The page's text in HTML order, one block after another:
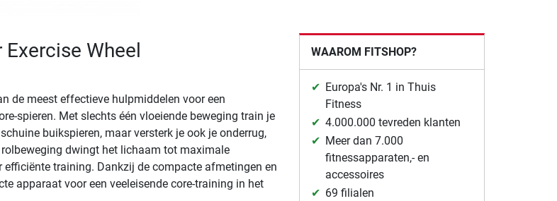
Wheel
de meest effectieve hulpmiddelen voor een
spieren. Met slechts één vloeiende beweging train je
buikspieren, maar versterk je ook je onderrug,
dwingt het lichaam tot maximale
efficiënte training. Dankzij de compacte afmetingen en
apparaat voor een veeleisende core-training in het
WAAROM FITSHOP?
Europa's Nr. 1 in Thuis
Fitness
4.000.000 tevreden klanten
Meer dan 7.000
fitnessapparaten,- en
accessoires
69 filialen